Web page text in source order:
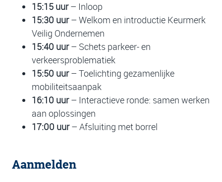
15:15 uur– Inloop
15:30 uur– Welkom en introductie Keurmerk
Veilig Ondernemen
15:40 uur– Schets parkeer- en
verkeersproblematiek
15:50 uur– Toelichting gezamenlijke
mobiliteitsaanpak
16:10 uur– Interactieve ronde: samen werken
aan oplossingen
17:00 uur– Afsluiting met borrel
Aanmelden